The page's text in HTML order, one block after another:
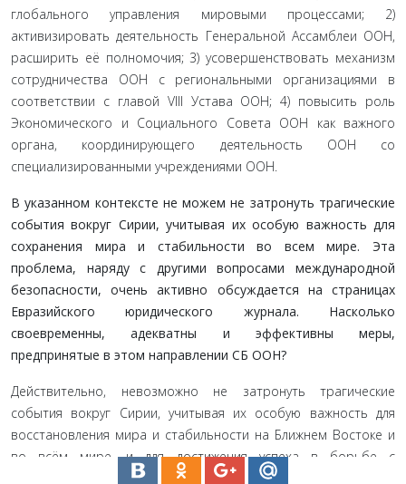
глобального управления мировыми процессами; 2)
активизировать деятельность Генеральной Ассамблеи ООН,
расширить её полномочия; 3) усовершенствовать механизм
сотрудничества ООН с региональными организациями в
соответствии с главой VIII Устава ООН; 4) повысить роль
Экономического и Социального Совета ООН как важного
органа, координирующего деятельность ООН со
специализированными учреждениями ООН.
В указанном контексте не можем не затронуть трагические
события вокруг Сирии, учитывая их особую важность для
сохранения мира и стабильности во всем мире. Эта
проблема, наряду с другими вопросами международной
безопасности, очень активно обсуждается на страницах
Евразийского юридического журнала. Насколько
своевременны, адекватны и эффективны меры,
предпринятые в этом направлении СБ ООН?
Действительно, невозможно не затронуть трагические
события вокруг Сирии, учитывая их особую важность для
восстановления мира и стабильности на Ближнем Востоке и
во всём мире, и для достижения успеха в борьбе с
международным терроризмом. Следует приветствовать тот